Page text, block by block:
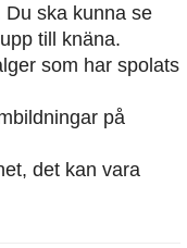
Du ska kunna se
till knäna.
som har spolats
på
det kan vara